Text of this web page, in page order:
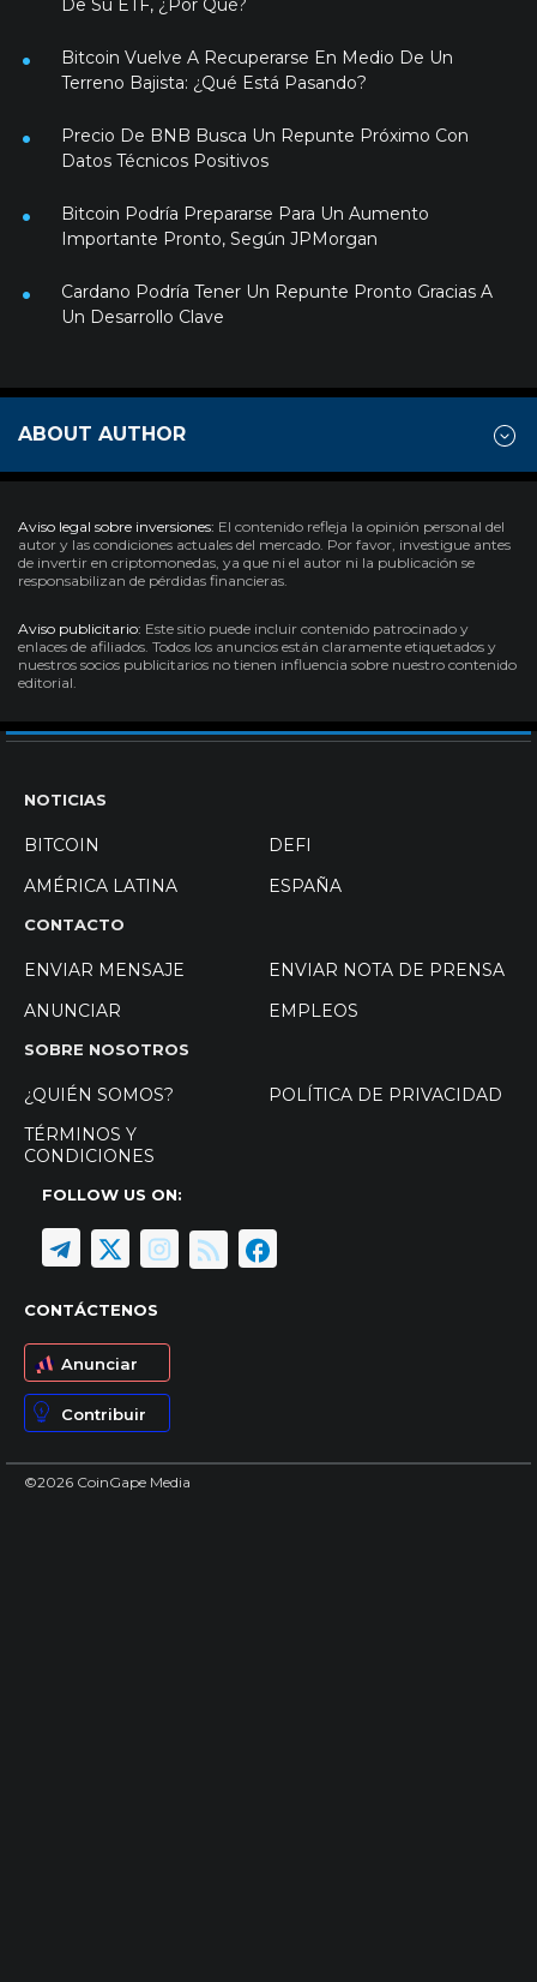
De Su ETF, ¿Por Qué?
Bitcoin Vuelve A Recuperarse En Medio De Un
Terreno Bajista: ¿Qué Está Pasando?
Precio De BNB Busca Un Repunte Próximo Con
Datos Técnicos Positivos
Bitcoin Podría Prepararse Para Un Aumento
Importante Pronto, Según JPMorgan
Cardano Podría Tener Un Repunte Pronto Gracias A
Un Desarrollo Clave
ABOUT AUTHOR
Aviso legal sobre inversiones: El contenido refleja la opinión personal del
autor y las condiciones actuales del mercado. Por favor, investigue antes
de invertir en criptomonedas, ya que ni el autor ni la publicación se
responsabilizan de pérdidas financieras.
Aviso publicitario: Este sitio puede incluir contenido patrocinado y
enlaces de afiliados. Todos los anuncios están claramente etiquetados y
nuestros socios publicitarios no tienen influencia sobre nuestro contenido
editorial.
NOTICIAS
BITCOIN
DEFI
AMÉRICA LATINA
ESPAÑA
CONTACTO
ENVIAR MENSAJE
ENVIAR NOTA DE PRENSA
ANUNCIAR
EMPLEOS
SOBRE NOSOTROS
¿QUIÉN SOMOS?
POLÍTICA DE PRIVACIDAD
TÉRMINOS Y
CONDICIONES
FOLLOW US ON:
CONTÁCTENOS
Anunciar
Contribuir
©2026 CoinGape Media